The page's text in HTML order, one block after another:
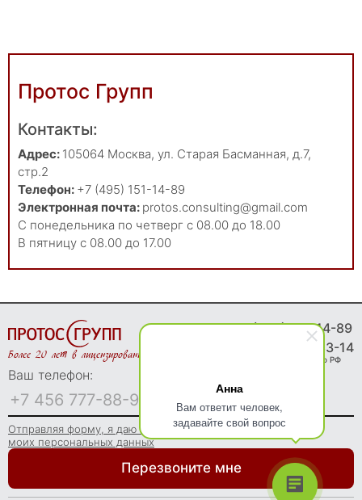
Анна
Вам ответит человек,
задавайте свой вопрос
Протос Групп
Контакты:
Адрес: 105064 Москва, ул. Старая Басманная, д.7,
стр.2
Телефон: +7 (495) 151-14-89
Электронная почта: protos.consulting@gmail.com
С понедельника по четверг с 08.00 до 18.00
В пятницу с 08.00 до 17.00
Более 20 лет в лицензировании
8 (495) 151-14-89
8 (800) 775-83-14
Звонки бесплатно по РФ
Ваш телефон:
Отправляя форму, я даю согласие на обработку
моих персональных данных
Перезвоните мне